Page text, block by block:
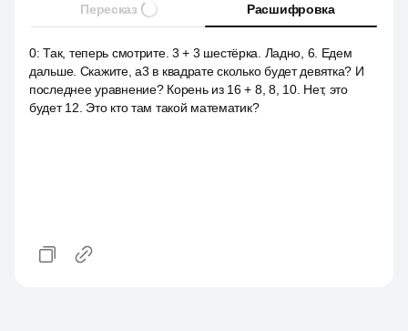
Пересказ Расшифровка
0:Так, теперь смотрите. 3 + 3 шестёрка. Ладно, 6. Едем
дальше. Скажите, a3 в квадрате сколько будет девятка? И
последнее уравнение? Корень из 16 + 8, 8, 10. Нет, это
будет 12. Это кто там такой математик?